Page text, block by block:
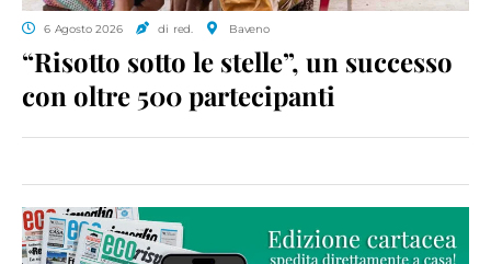
6 Agosto 2026 di red. Baveno
“Risotto sotto le stelle”, un successo
con oltre 500 partecipanti